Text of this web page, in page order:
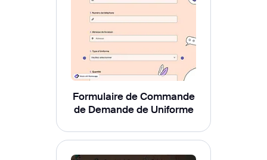
Formulaire de Commande
de Demande de Uniforme